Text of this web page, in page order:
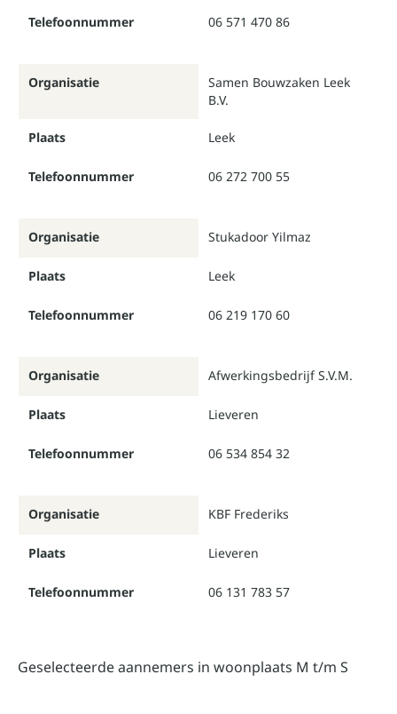
Telefoonnummer 06 571 470 86
Organisatie
Plaats
Telefoonnummer
Samen Bouwzaken Leek
B.V.
Leek
06 272 700 55
Organisatie
Plaats
Telefoonnummer
Stukadoor Yilmaz
Leek
06 219 170 60
Organisatie
Plaats
Telefoonnummer
Afwerkingsbedrijf S.V.M.
Lieveren
06 534 854 32
Organisatie
Plaats
Telefoonnummer
KBF Frederiks
Lieveren
06 131 783 57
Geselecteerde aannemers in woonplaats M t/m S